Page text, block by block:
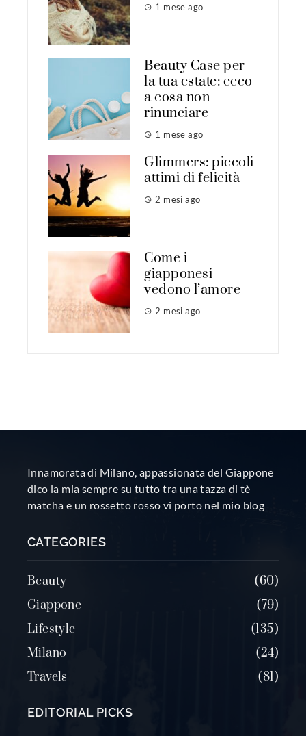
1 mese ago
Beauty Case per
la tua estate: ecco
a cosa non
rinunciare
1 mese ago
Glimmers: piccoli
attimi di felicità
2 mesi ago
Come i
giapponesi
vedono l’amore
2 mesi ago
Innamorata di Milano, appassionata del Giappone
dico la mia sempre su tutto tra una tazza di tè
matcha e un rossetto rosso vi porto nel mio blog
CATEGORIES
Beauty
60
Giappone
79
Lifestyle
135
Milano
24
Travels
81
EDITORIAL PICKS